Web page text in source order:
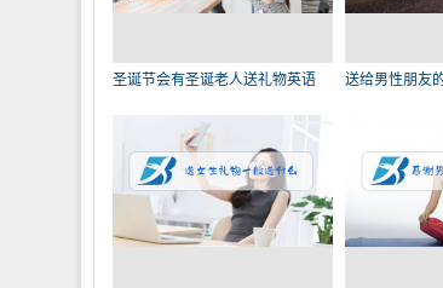
圣诞节会有圣诞老人送礼物英语 送给男性朋友